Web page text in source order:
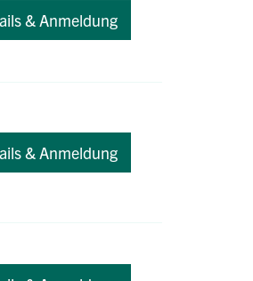
& Anmeldung
& Anmeldung